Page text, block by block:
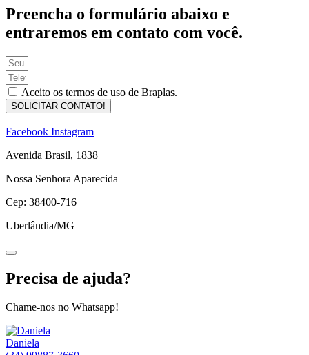
Preencha o formulário abaixo e
entraremos em contato com você.
Aceito os termos de uso de Braplas.
SOLICITAR CONTATO!
Facebook Instagram
Avenida Brasil, 1838
Nossa Senhora Aparecida
Cep: 38400-716
Uberlândia/MG
Precisa de ajuda?
Chame-nos no Whatsapp!
Daniela